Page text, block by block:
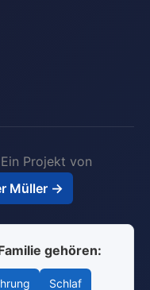
Projekt von
Müller
gehören:
Schlaf